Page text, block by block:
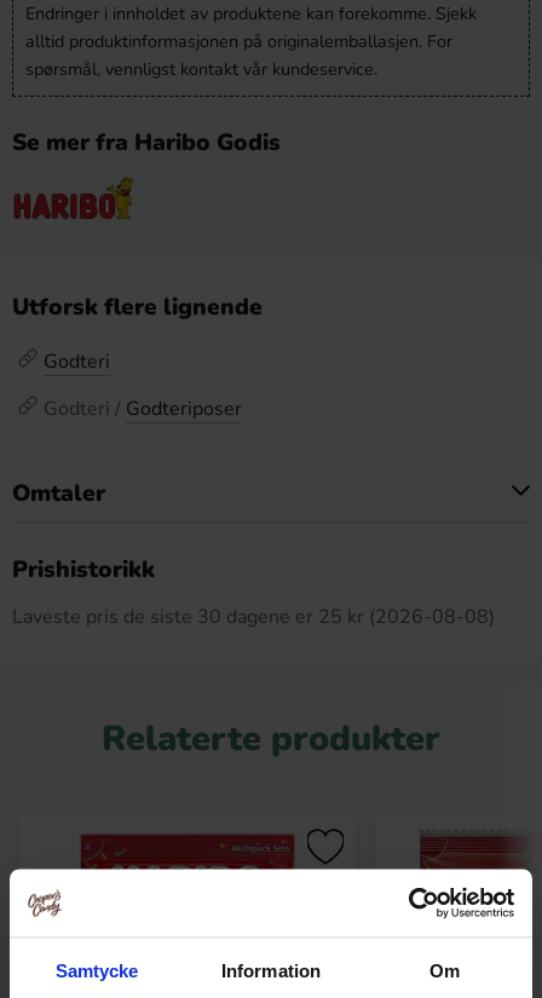
Samtycke Information Om
Endringer i innholdet av produktene kan forekomme. Sjekk
alltid produktinformasjonen på originalemballasjen. For
spørsmål, vennligst kontakt vår kundeservice.
Se mer fra Haribo Godis
Utforsk flere lignende
Godteri
Godteri / Godteriposer
Omtaler
Prishistorikk
Laveste pris de siste 30 dagene er 25 kr (2026-08-08)
Relaterte produkter